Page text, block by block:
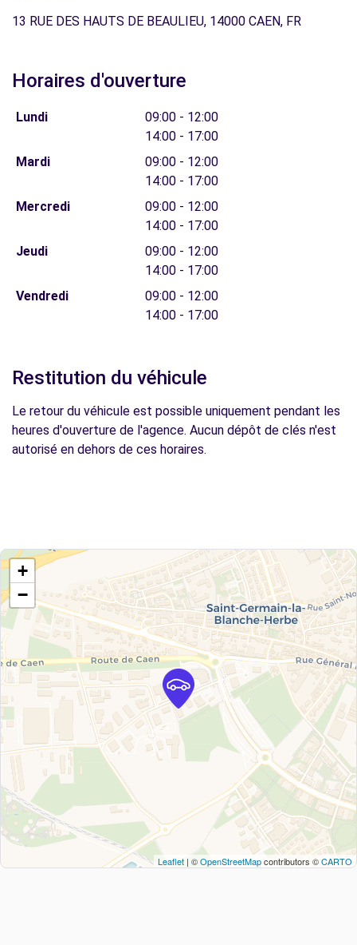
13 RUE DES HAUTS DE BEAULIEU, 14000 CAEN, FR
Horaires d'ouverture
Lundi
09:00 - 12:00
14:00 - 17:00
Mardi
09:00 - 12:00
14:00 - 17:00
Mercredi
09:00 - 12:00
14:00 - 17:00
Jeudi
09:00 - 12:00
14:00 - 17:00
Vendredi
09:00 - 12:00
14:00 - 17:00
Restitution du véhicule
Le retour du véhicule est possible uniquement pendant les
heures d'ouverture de l'agence. Aucun dépôt de clés n'est
autorisé en dehors de ces horaires.
+
−
Leaflet | ©OpenStreetMapcontributors ©CARTO